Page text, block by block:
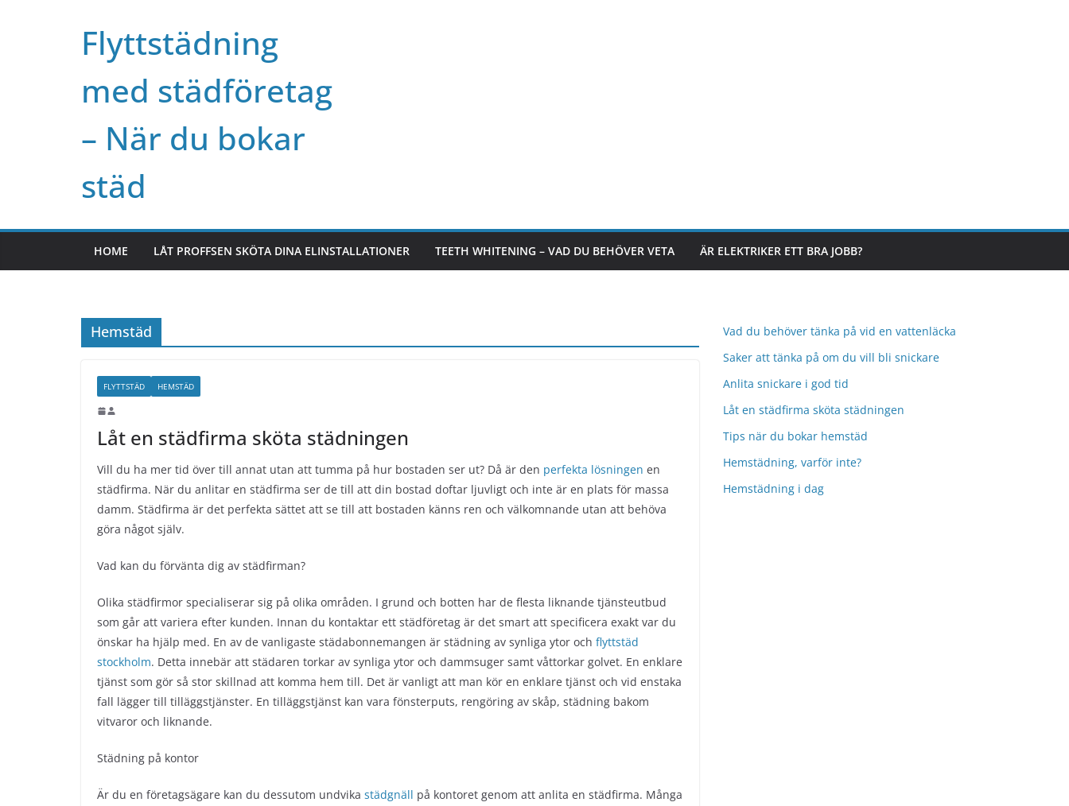
Flyttstädning
med städföretag
– När du bokar
städ
HOME LÅT PROFFSEN SKÖTA DINA ELINSTALLATIONER TEETH WHITENING – VAD DU BEHÖVER VETA ÄR ELEKTRIKER ETT BRA JOBB?
Hemstäd
FLYTTSTÄD HEMSTÄD
Låt en städfirma sköta städningen
Vill du ha mer tid över till annat utan att tumma på hur bostaden ser ut? Då är den perfekta lösningen en
städfirma. När du anlitar en städfirma ser de till att din bostad doftar ljuvligt och inte är en plats för massa
damm. Städfirma är det perfekta sättet att se till att bostaden känns ren och välkomnande utan att behöva
göra något själv.
Vad kan du förvänta dig av städfirman?
Olika städfirmor specialiserar sig på olika områden. I grund och botten har de flesta liknande tjänsteutbud
som går att variera efter kunden. Innan du kontaktar ett städföretag är det smart att specificera exakt var du
önskar ha hjälp med. En av de vanligaste städabonnemangen är städning av synliga ytor och flyttstäd
stockholm. Detta innebär att städaren torkar av synliga ytor och dammsuger samt våttorkar golvet. En enklare
tjänst som gör så stor skillnad att komma hem till. Det är vanligt att man kör en enklare tjänst och vid enstaka
fall lägger till tilläggstjänster. En tilläggstjänst kan vara fönsterputs, rengöring av skåp, städning bakom
vitvaror och liknande.
Städning på kontor
Är du en företagsägare kan du dessutom undvika städgnäll på kontoret genom att anlita en städfirma. Många
Vad du behöver tänka på vid en vattenläcka
Saker att tänka på om du vill bli snickare
Anlita snickare i god tid
Låt en städfirma sköta städningen
Tips när du bokar hemstäd
Hemstädning, varför inte?
Hemstädning i dag